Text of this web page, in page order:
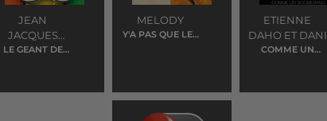
JEAN
JACQUES
LAFON
LE GEANT DE
MELODY
Y'A PAS QUE LES
ETIENNE
DAHO ET DANI
COMME UN